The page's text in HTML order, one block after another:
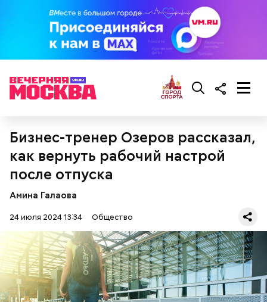
Бизнес-тренер Озеров рассказал,
как вернуть рабочий настрой
после отпуска
Амина Галаова
24 июля 2024 13:34 Общество
— В дыне содержится много сахара, который
представлен фруктозой. С одной стороны — это
хорошо, потому что дает энергию. Но важно
помнить, что сладкими дынями не нужно сильно
увлекаться, так же как и арбузами, людям с
Терапевт Кондрахин назвал
продукты и напитки, которые
Чистит сосуды и защищает от
рака: чем полезен кресс-салат